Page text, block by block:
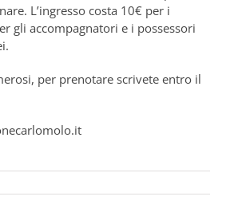
L’ingresso costa 10€ per i
gli accompagnatori e i possessori
per prenotare scrivete entro il